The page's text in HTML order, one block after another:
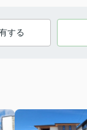
する